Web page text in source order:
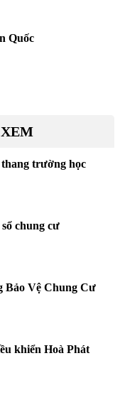
Quốc
trường học
chung cư
Bảo Vệ Chung Cư
khiển Hoà Phát